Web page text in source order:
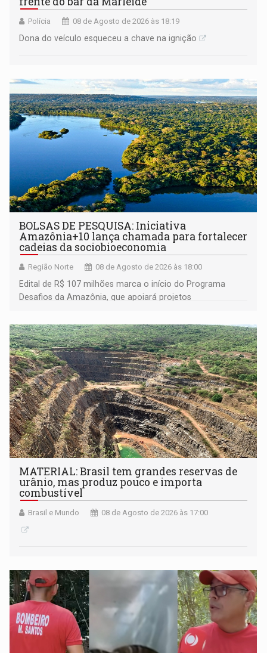
Polícia 08 de Agosto de 2026 às 18:19
Dona do veículo esqueceu a chave na ignição
BOLSAS DE PESQUISA: Iniciativa
Amazônia+10 lança chamada para fortalecer
cadeias da sociobioeconomia
Região Norte 08 de Agosto de 2026 às 18:00
Edital de R$ 107 milhões marca o início do Programa
Desafios da Amazônia, que apoiará projetos
submissão de pré-propostas poderá ser feita até 1º de
setembro
MATERIAL: Brasil tem grandes reservas de
urânio, mas produz pouco e importa
combustível
Brasil e Mundo 08 de Agosto de 2026 às 17:00